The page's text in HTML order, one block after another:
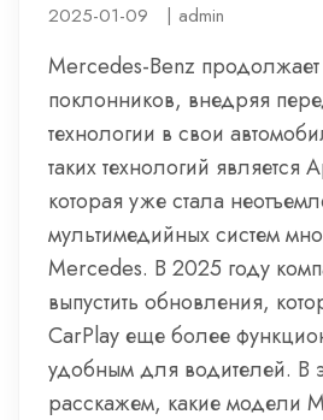
2025-01-09 | admin
Mercedes-Benz продолжает
поклонников, внедряя
технологии в свои
таких технологий является
которая уже стала
мультимедийных систем
Mercedes. В 2025 году
выпустить обновления,
CarPlay еще более
удобным для водителей. В
расскажем, какие модели